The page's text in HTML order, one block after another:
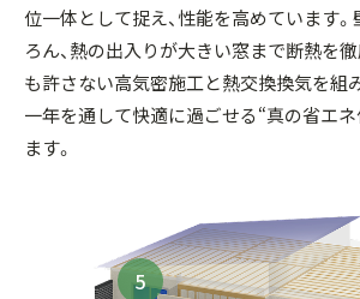
位一体として捉え、性能を高めています。
ろん、熱の出入りが大きい窓まで断熱を
も許さない高気密施工と熱交換換気を組
一年を通して快適に過ごせる“真の省エ
ます。
5